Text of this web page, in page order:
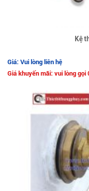
Kệ
Giá: Vui lòng liên hệ
Giá khuyến mãi: vui lòng gọi